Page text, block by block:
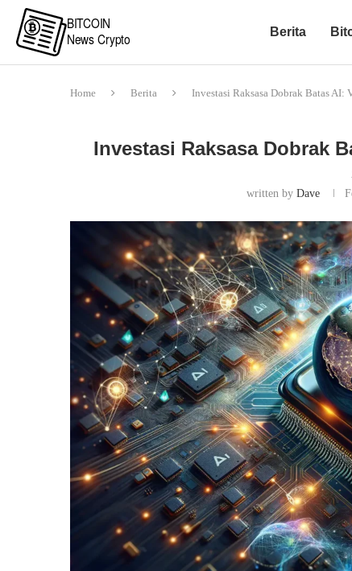
Berita
Home Berita Investasi Raksasa Dobrak Batas
Investasi Raksasa Dobrak
written byDave